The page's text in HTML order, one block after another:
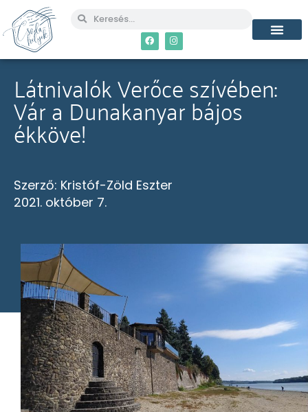
Látnivalók Verőce szívében:
Vár a Dunakanyar bájos
ékköve!
Szerző: Kristóf-Zöld Eszter
2021. október 7.